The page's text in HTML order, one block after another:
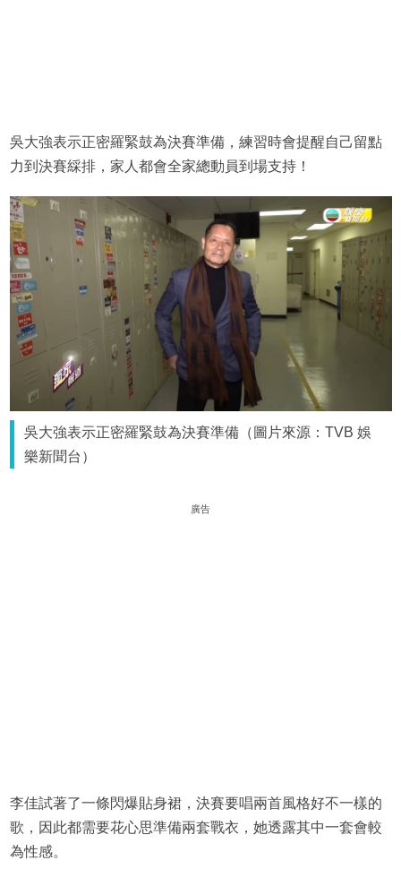
吳大強表示正密羅緊鼓為決賽準備，練習時會提醒自己留點
力到決賽綵排，家人都會全家總動員到場支持！
吳大強表示正密羅緊鼓為決賽準備（圖片來源：TVB 娛
樂新聞台）
廣告
李佳試著了一條閃爆貼身裙，決賽要唱兩首風格好不一樣的
歌，因此都需要花心思準備兩套戰衣，她透露其中一套會較
為性感。